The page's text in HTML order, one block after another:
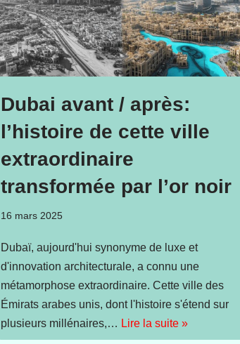
Dubai avant / après:
l’histoire de cette ville
extraordinaire
transformée par l’or noir
16 mars 2025
Dubaï, aujourd'hui synonyme de luxe et
d'innovation architecturale, a connu une
métamorphose extraordinaire. Cette ville des
Émirats arabes unis, dont l'histoire s'étend sur
plusieurs millénaires,… Lire la suite »